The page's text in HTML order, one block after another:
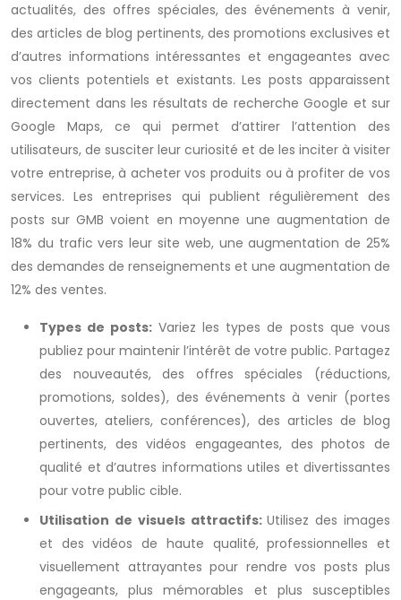
actualités, des offres spéciales, des événements à venir,
des articles de blog pertinents, des promotions exclusives et
d’autres informations intéressantes et engageantes avec
vos clients potentiels et existants. Les posts apparaissent
directement dans les résultats de recherche Google et sur
Google Maps, ce qui permet d’attirer l’attention des
utilisateurs, de susciter leur curiosité et de les inciter à visiter
votre entreprise, à acheter vos produits ou à profiter de vos
services. Les entreprises qui publient régulièrement des
posts sur GMB voient en moyenne une augmentation de
18% du trafic vers leur site web, une augmentation de 25%
des demandes de renseignements et une augmentation de
12% des ventes.
Types de posts: Variez les types de posts que vous
publiez pour maintenir l’intérêt de votre public. Partagez
des nouveautés, des offres spéciales (réductions,
promotions, soldes), des événements à venir (portes
ouvertes, ateliers, conférences), des articles de blog
pertinents, des vidéos engageantes, des photos de
qualité et d’autres informations utiles et divertissantes
pour votre public cible.
Utilisation de visuels attractifs:Utilisez des images
et des vidéos de haute qualité, professionnelles et
visuellement attrayantes pour rendre vos posts plus
engageants, plus mémorables et plus susceptibles